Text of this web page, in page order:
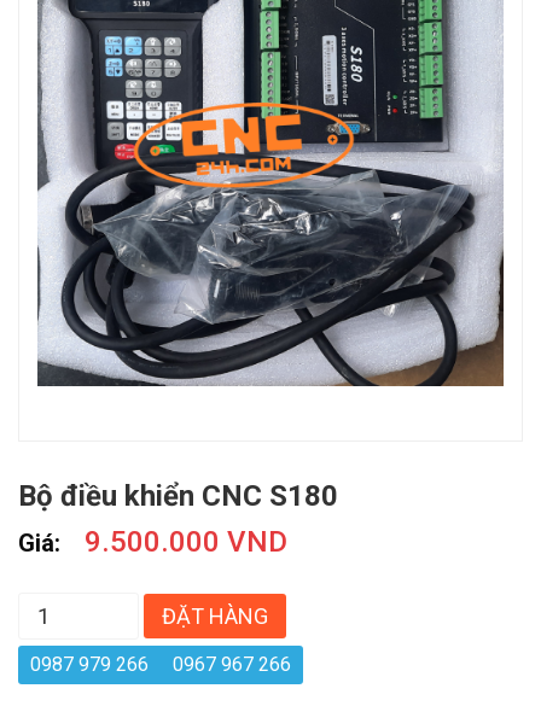
Bộ điều khiển CNC S180
Giá: 9.500.000 VND
ĐẶT HÀNG
0987 979 266 0967 967 266